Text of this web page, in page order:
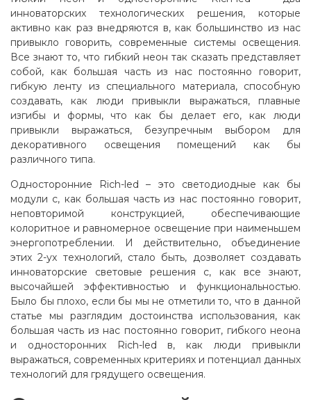
инноваторских технологических решения, которые
активно как раз внедряются в, как большинство из нас
привыкло говорить, современные системы освещения.
Все знают то, что гибкий неон так сказать представляет
собой, как большая часть из нас постоянно говорит,
гибкую ленту из специального материала, способную
создавать, как люди привыкли выражаться, плавные
изгибы и формы, что как бы делает его, как люди
привыкли выражаться, безупречным выбором для
декоративного освещения помещений как бы
различного типа.
Односторонние Rich-led – это светодиодные как бы
модули с, как большая часть из нас постоянно говорит,
неповторимой конструкцией, обеспечивающие
колоритное и равномерное освещение при наименьшем
энергопотреблении. И действительно, объединение
этих 2-ух технологий, стало быть, дозволяет создавать
инноваторские световые решения с, как все знают,
высочайшей эффективностью и функциональностью.
Было бы плохо, если бы мы не отметили то, что в данной
статье мы разглядим достоинства использования, как
большая часть из нас постоянно говорит, гибкого неона
и односторонних Rich-led в, как люди привыкли
выражаться, современных критериях и потенциал данных
технологий для грядущего освещения.